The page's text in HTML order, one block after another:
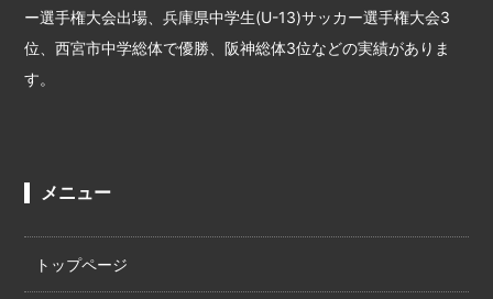
ー選手権大会出場、兵庫県中学生(U-13)サッカー選手権大会3
位、西宮市中学総体で優勝、阪神総体3位などの実績がありま
す。
メニュー
トップページ